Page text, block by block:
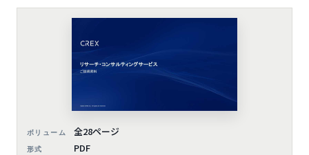
ボリューム 全28ページ
形式 PDF